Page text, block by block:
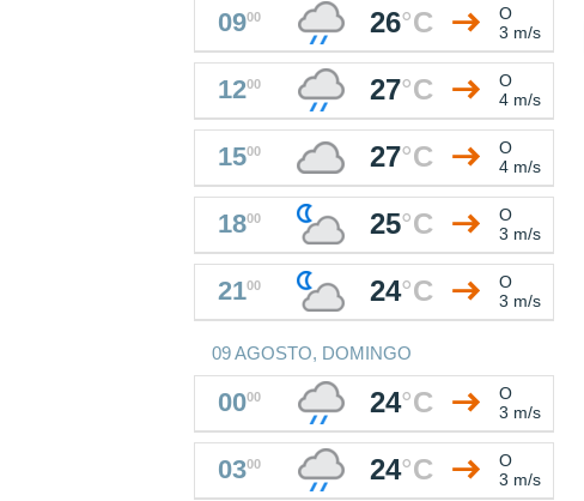
0900 26°C
O
3 m/s
1200 27°C
O
4 m/s
1500 27°C
O
4 m/s
1800 25°C
O
3 m/s
2100 24°C
O
3 m/s
09 AGOSTO, DOMINGO
0000 24°C
O
3 m/s
0300 24°C
O
3 m/s